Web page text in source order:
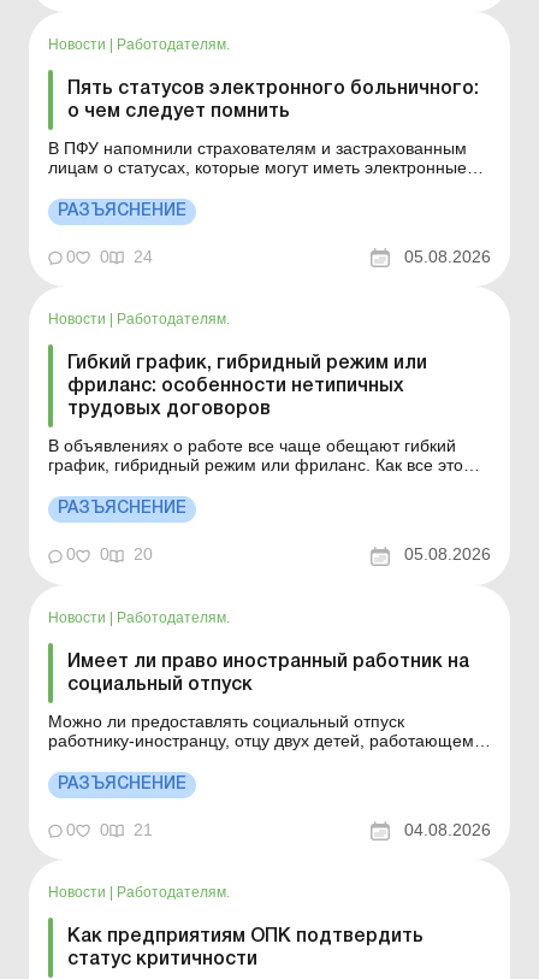
Новости Работодателям.
Пять статусов электронного больничного:
о чем следует помнить
В ПФУ напомнили страхователям и застрахованным
лицам о статусах, которые могут иметь электронные
на тот счет? Штрафа не будет! Можно ли удержать с
работника лишнюю сумму больничных? Расчет
больничных для совместителей: есть новости!
Сформированный ...
РАЗЪЯСНЕНИЕ
0 0 24 05.08.2026
Новости Работодателям.
Гибкий график, гибридный режим или
фриланс: особенности нетипичных
трудовых договоров
В объявлениях о работе все чаще обещают гибкий
график, гибридный режим или фриланс. Как все это
Больше по теме: Что общего между гибким и
индивидуальным режимом работы? Гибкий режим
рабочего времени: условия установления и образцы
РАЗЪЯСНЕНИЕ
0 0 20 05.08.2026
Новости | Работодателям.
Имеет ли право иностранный работник на
социальный отпуск
Можно ли предоставлять социальный отпуск
работнику-иностранцу, отцу двух детей, работающему
лиц без гражданства, предоставленным службой
занятости? Больше по теме: Выплачивать ли
работнице компенсацию за дополнительный отпуск на
детей за те годы, когд...
РАЗЪЯСНЕНИЕ
0 0 21 04.08.2026
Новости Работодателям.
Как предприятиям ОПК подтвердить
статус критичности